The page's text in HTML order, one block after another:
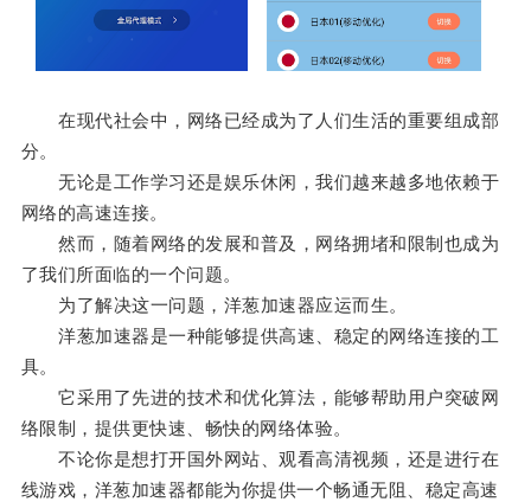
在现代社会中，网络已经成为了人们生活的重要组成部
分。
无论是工作学习还是娱乐休闲，我们越来越多地依赖于
网络的高速连接。
然而，随着网络的发展和普及，网络拥堵和限制也成为
了我们所面临的一个问题。
为了解决这一问题，洋葱加速器应运而生。
洋葱加速器是一种能够提供高速、稳定的网络连接的工
具。
它采用了先进的技术和优化算法，能够帮助用户突破网
络限制，提供更快速、畅快的网络体验。
不论你是想打开国外网站、观看高清视频，还是进行在
线游戏，洋葱加速器都能为你提供一个畅通无阻、稳定高速